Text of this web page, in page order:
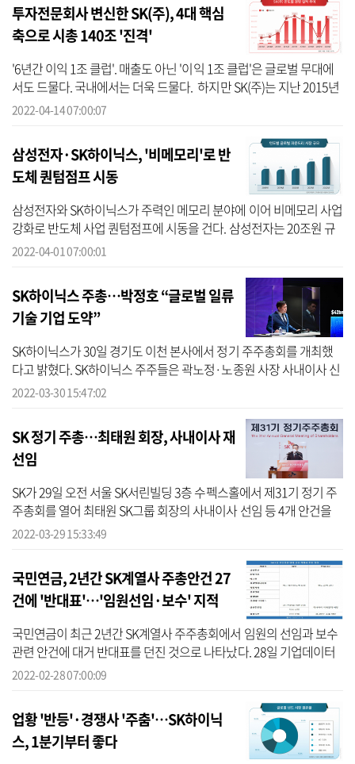
투자전문회사 변신한 SK(주), 4대 핵심
축으로 시총 140조 '진격'
'6년간 이익 1조 클럽'. 매출도 아닌 '이익 1조 클럽'은 글로벌 무대에
서도 드물다. 국내에서는 더욱 드물다. 하지만 SK(주)는 지난 2015년
SK C&C와 합병해 사업형 지주회사로 전환한 이래 단 한 해만 빼고
2022-04-14 07:00:07
삼성전자·SK하이닉스, '비메모리'로 반
도체 퀀텀점프 시동
삼성전자와 SK하이닉스가 주력인 메모리 분야에 이어 비메모리 사업
강화로 반도체 사업 퀀텀점프에 시동을 건다. 삼성전자는 20조원 규
모 파운드리 신공장이 위치할 테일러시와 함께 설립 예정 부지 인프
2022-04-01 07:00:01
SK하이닉스 주총…박정호 “글로벌 일류
기술 기업 도약”
SK하이닉스가 30일 경기도 이천 본사에서 정기 주주총회를 개최했
다고 밝혔다. SK하이닉스 주주들은 곽노정·노종원 사장 사내이사 신
규 선임, 하영구 사외이사 재선임 등 안건을 의결했다. 이날 박정호 부
2022-03-30 15:47:02
SK 정기 주총…최태원 회장, 사내이사 재
선임
SK가 29일 오전 서울 SK서린빌딩 3층 수펙스홀에서 제31기 정기 주
주총회를 열어 최태원 SK그룹 회장의 사내이사 선임 등 4개 안건을
원안대로 가결했다. 이날 주총에선 재무제표 승인, 이사 선임(사내이
2022-03-29 15:33:49
국민연금, 2년간 SK계열사 주총안건 27
건에 '반대표'…'임원선임·보수' 지적
국민연금이 최근 2년간 SK계열사 주주총회에서 임원의 선임과 보수
관련 안건에 대거 반대표를 던진 것으로 나타났다. 28일 기업데이터
연구소 CEO스코어가 2020년부터 지난해까지 국민연금이 의결권을
2022-02-28 07:00:09
업황 '반등'·경쟁사 '주춤'…SK하이닉
스, 1분기부터 좋다